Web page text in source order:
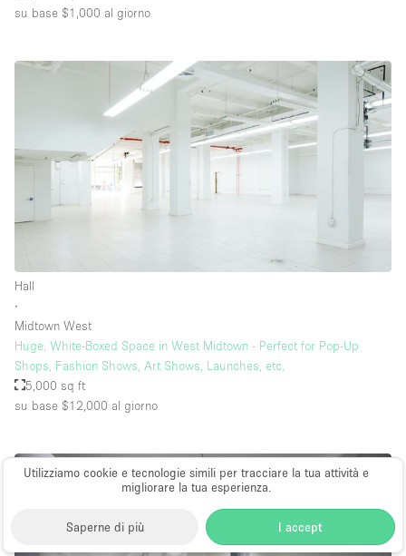
Utilizziamo cookie e tecnologie simili per tracciare la tua attività e
migliorare la tua esperienza.
Saperne di più I accept
su base $1,000 al giorno
Hall
∙
Midtown West
Huge, White-Boxed Space in West Midtown - Perfect for Pop-Up
Shops, Fashion Shows, Art Shows, Launches, etc.
5,000 sq ft
su base $12,000 al giorno